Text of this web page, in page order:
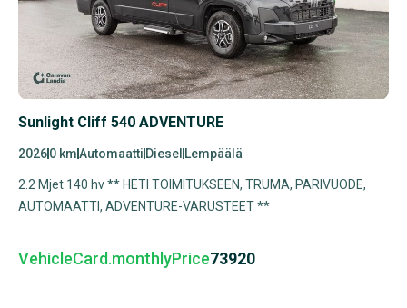
Sunlight Cliff 540 ADVENTURE
20260 kmAutomaatti Diesel Lempäälä
2.2 Mjet 140 hv ** HETI TOIMITUKSEEN, TRUMA, PARIVUODE,
AUTOMAATTI, ADVENTURE-VARUSTEET **
VehicleCard.monthlyPrice73920